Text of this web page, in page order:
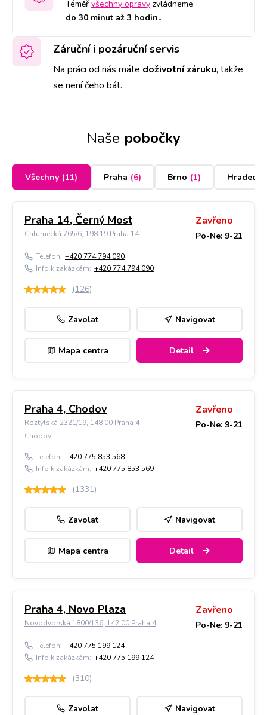
Téměř všechny opravy zvládneme
do 30 minut až 3 hodin..
Záruční i pozáruční servis
Na práci od nás máte doživotní záruku, takže
se není čeho bát.
Naše pobočky
Všechny (11) Praha (6) Brno (1) Hradec
Praha 14, Černý Most
Chlumecká 765/6, 198 19 Praha 14
Zavřeno
Po-Ne: 9-21
Telefon: +420 774 794 090
Info k zakázkám: +420 774 794 090
(126)
Zavolat Navigovat
Mapa centra Detail
Praha 4, Chodov
Roztylská 2321/19, 148 00 Praha 4-
Chodov
Zavřeno
Po-Ne: 9-21
Telefon: +420 775 853 568
Info k zakázkám: +420 775 853 569
(1331)
Zavolat Navigovat
Mapa centra Detail
Praha 4, Novo Plaza
Novodvorská 1800/136, 142 00 Praha 4
Zavřeno
Po-Ne: 9-21
Telefon: +420 775 199 124
Info k zakázkám: +420 775 199 124
(310)
Zavolat Navigovat